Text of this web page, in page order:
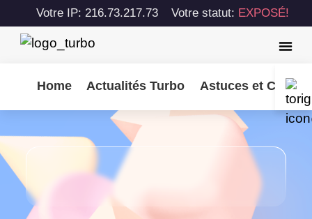
Votre IP: 216.73.217.73 Votre statut: EXPOSÉ!
Home Actualités Turbo Astuces et